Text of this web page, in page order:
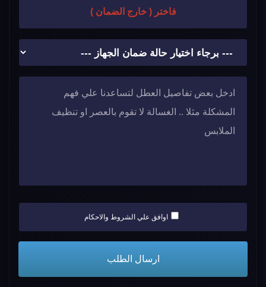
فاختر ( خارج الضمان )
اوافق علي الشروط والاحكام